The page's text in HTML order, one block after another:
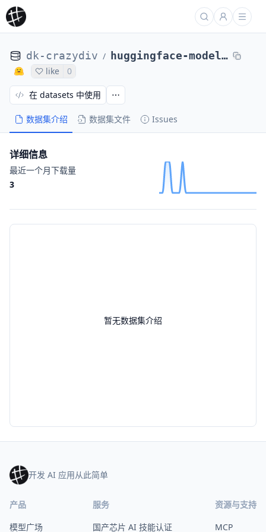
dk-crazydiv / huggingface-modelhub
like 0
数据集介绍 数据集文件 Issues
在 datasets 中使用
暂无数据集介绍
详细信息
最近一个月下载量
3
开发 AI 应用从此简单
产品
模型广场
服务
国产芯片 AI 技能认证
资源与支持
MCP